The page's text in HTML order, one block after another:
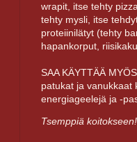
wrapit, itse tehty
tehty mysli, itse
proteiinilätyt (tehty
hapankorput,
SAA KÄYTTÄÄ
patukat ja vanukkaat
energiageelejä ja -
Tsemppiä koitokseen!